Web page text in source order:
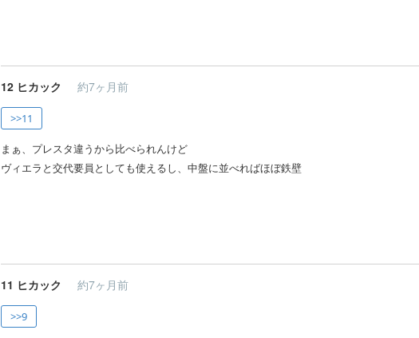
12 ヒカック 約7ヶ月前
>>11
まぁ、プレスタ違うから比べられんけど
ヴィエラと交代要員としても使えるし、中盤に並べればほぼ鉄壁
11 ヒカック 約7ヶ月前
>>9